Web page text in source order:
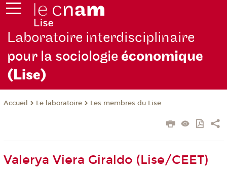
Laboratoire interdisciplinaire
pour la sociologieéconomique
(Lise)
Accueil Le laboratoire Les membres du Lise
Valerya Viera Giraldo (Lise/CEET)